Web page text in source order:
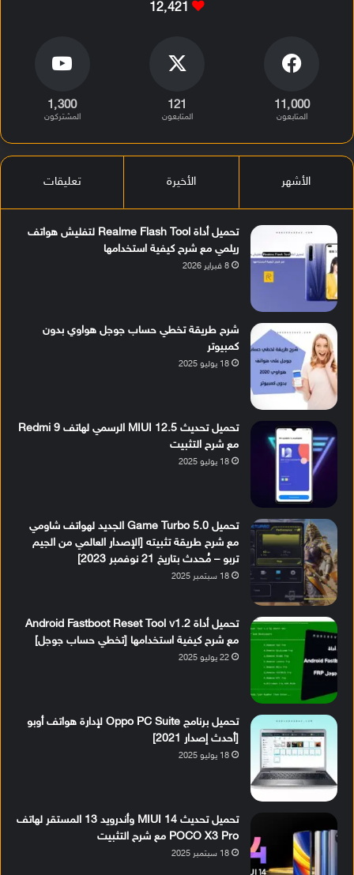
12٬421
11٬000
المتابعون
121
المتابعون
1٬300
المشتركون
الأشهر الأخيرة تعليقات
تحميل أداة Realme Flash Tool لتفليش هواتف
ريلمي مع شرح كيفية استخدامها
8 فبراير 2026
شرح طريقة تخطي حساب جوجل هواوي بدون
كمبيوتر
18 يوليو 2025
تحميل تحديث MIUI 12.5 الرسمي لهاتف Redmi 9
مع شرح التثبيت
18 يوليو 2025
تحميل Game Turbo 5.0 الجديد لهواتف شاومي
مع شرح طريقة تثبيته [الإصدار العالمي من الجيم
تربو – مُحدث بتاريخ 21 نوفمبر 2023]
18 سبتمبر 2025
تحميل أداة Android Fastboot Reset Tool v1.2
مع شرح كيفية استخدامها [تخطي حساب جوجل]
22 يوليو 2025
تحميل برنامج Oppo PC Suite لإدارة هواتف أوبو
[أحدث إصدار 2021]
18 يوليو 2025
تحميل تحديث MIUI 14 وأندرويد 13 المستقر لهاتف
POCO X3 Pro مع شرح التثبيت
18 سبتمبر 2025